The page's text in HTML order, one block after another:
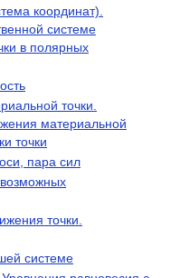
координат).
системе
в полярных
точки.
материальной
точки
пара сил
точки.
системе